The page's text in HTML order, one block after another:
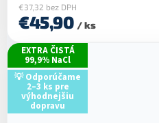
€37,32 bez DPH
€45,90 / ks
EXTRA ČISTÁ
99,9% NaCl
💡 Odporúčame
2–3 ks pre
výhodnejšiu
dopravu